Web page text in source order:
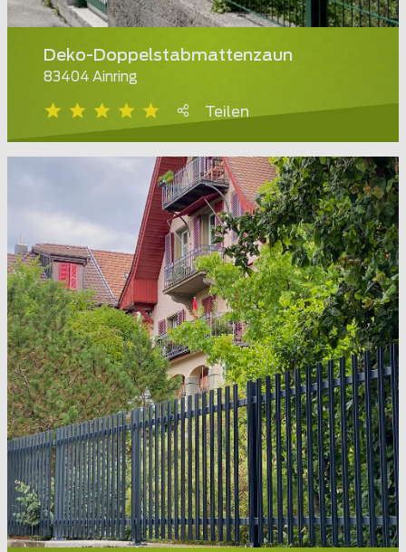
Deko-Doppelstabmattenzaun
83404 Ainring
Teilen